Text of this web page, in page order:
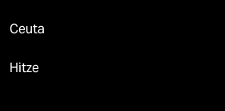
Ceuta
Hitze